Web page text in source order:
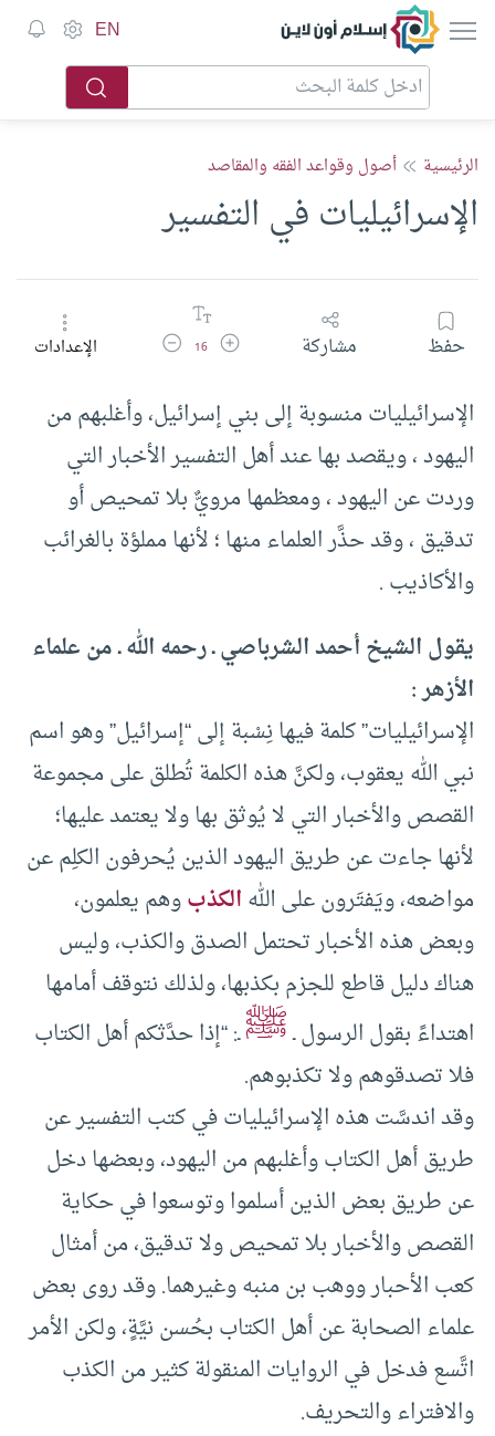
إسلام أون لاين EN
الرئيسية أصول وقواعد الفقه والمقاصد
الإسرائيليات في التفسير
حفظ مشاركة زيادة حجم الخط
16 تقليل حجم الخطالإعدادات
الإسرائيليات منسوبة إلى بني إسرائيل، وأغلبهم من
اليهود ، ويقصد بها عند أهل التفسير الأخبار التي
وردت عن اليهود ، ومعظمها مرويٌّ بلا تمحيص أو
تدقيق ، وقد حذَّر العلماء منها ؛ لأنها مملؤة بالغرائب
والأكاذيب .
يقول الشيخ أحمد الشرباصي ـ رحمه الله ـ من علماء
الأزهر :
الإسرائيليات” كلمة فيها نِسْبة إلى “إسرائيل” وهو اسم
نبي الله يعقوب، ولكنَّ هذه الكلمة تُطلق على مجموعة
القصص والأخبار التي لا يُوثق بها ولا يعتمد عليها؛
لأنها جاءت عن طريق اليهود الذين يُحرفون الكلِم عن
مواضعه، ويَفتَرون على اللهالكذبوهم يعلمون،
وبعض هذه الأخبار تحتمل الصدق والكذب، وليس
هناك دليل قاطع للجزم بكذبها، ولذلك نتوقف أمامها
اهتداءً بقول الرسول ـﷺـ: “إذا حدَّثكم أهل الكتاب
فلا تصدقوهم ولا تكذبوهم.
وقد اندسَّت هذه الإسرائيليات في كتب التفسير عن
طريق أهل الكتاب وأغلبهم من اليهود، وبعضها دخل
عن طريق بعض الذين أسلموا وتوسعوا في حكاية
القصص والأخبار بلا تمحيص ولا تدقيق، من أمثال
كعب الأحبار ووهب بن منبه وغيرهما. وقد روى بعض
علماء الصحابة عن أهل الكتاب بحُسن نيَّةٍ، ولكن الأمر
اتَّسع فدخل في الروايات المنقولة كثير من الكذب
والافتراء والتحريف.